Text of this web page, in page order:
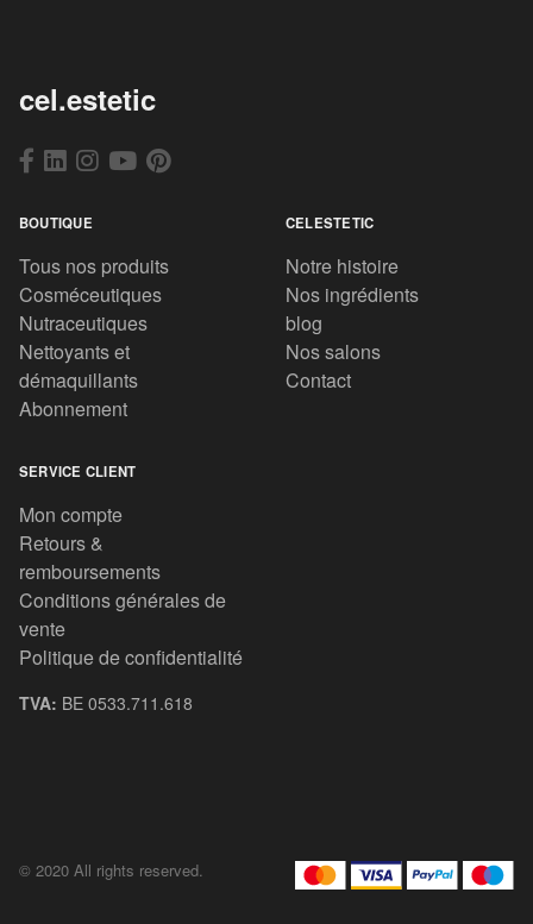
cel.estetic
BOUTIQUE
Tous nos produits
Cosméceutiques
Nutraceutiques
Nettoyants et
démaquillants
Abonnement
CELESTETIC
Notre histoire
Nos ingrédients
blog
Nos salons
Contact
SERVICE CLIENT
Mon compte
Retours &
remboursements
Conditions générales de
vente
Politique de confidentialité
TVA: BE 0533.711.618
© 2020 All rights reserved.